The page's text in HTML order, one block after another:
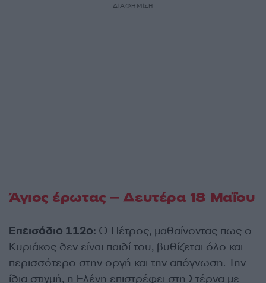
ΔΙΑΦΗΜΙΣΗ
Άγιος έρωτας – Δευτέρα 18 Μαΐου
Επεισόδιο 112ο: Ο Πέτρος, μαθαίνοντας πως ο
Κυριάκος δεν είναι παιδί του, βυθίζεται όλο και
περισσότερο στην οργή και την απόγνωση. Την
ίδια στιγμή, η Ελένη επιστρέφει στη Στέρνα με